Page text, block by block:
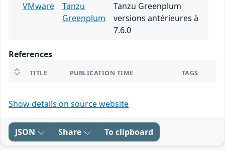
VMware
Tanzu
Greenplum
Tanzu Greenplum
versions antérieures à
7.6.0
References
TITLE PUBLICATION TIME TAGS
Show details on source website
JSON Share To clipboard